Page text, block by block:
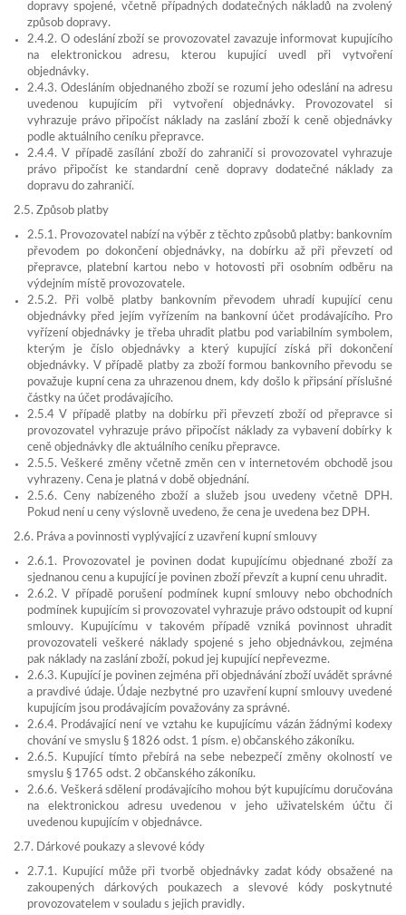
dopravy spojené, včetně případných dodatečných nákladů na zvolený
způsob dopravy.
2.4.2. O odeslání zboží se provozovatel zavazuje informovat kupujícího
na elektronickou adresu, kterou kupující uvedl při vytvoření
objednávky.
2.4.3. Odesláním objednaného zboží se rozumí jeho odeslání na adresu
uvedenou kupujícím při vytvoření objednávky. Provozovatel si
vyhrazuje právo připočíst náklady na zaslání zboží k ceně objednávky
podle aktuálního ceníku přepravce.
2.4.4. V případě zasílání zboží do zahraničí si provozovatel vyhrazuje
právo připočíst ke standardní ceně dopravy dodatečné náklady za
dopravu do zahraničí.
2.5. Způsob platby
2.5.1. Provozovatel nabízí na výběr z těchto způsobů platby: bankovním
převodem po dokončení objednávky, na dobírku až při převzetí od
přepravce, platební kartou nebo v hotovosti při osobním odběru na
výdejním místě provozovatele.
2.5.2. Při volbě platby bankovním převodem uhradí kupující cenu
objednávky před jejím vyřízením na bankovní účet prodávajícího. Pro
vyřízení objednávky je třeba uhradit platbu pod variabilním symbolem,
kterým je číslo objednávky a který kupující získá při dokončení
objednávky. V případě platby za zboží formou bankovního převodu se
považuje kupní cena za uhrazenou dnem, kdy došlo k připsání příslušné
částky na účet prodávajícího.
2.5.4 V případě platby na dobírku při převzetí zboží od přepravce si
provozovatel vyhrazuje právo připočíst náklady za vybavení dobírky k
ceně objednávky dle aktuálního ceníku přepravce.
2.5.5. Veškeré změny včetně změn cen v internetovém obchodě jsou
vyhrazeny. Cena je platná v době objednání.
2.5.6. Ceny nabízeného zboží a služeb jsou uvedeny včetně DPH.
Pokud není u ceny výslovně uvedeno, že cena je uvedena bez DPH.
2.6. Práva a povinnosti vyplývající z uzavření kupní smlouvy
2.6.1. Provozovatel je povinen dodat kupujícímu objednané zboží za
sjednanou cenu a kupující je povinen zboží převzít a kupní cenu uhradit.
2.6.2. V případě porušení podmínek kupní smlouvy nebo obchodních
podmínek kupujícím si provozovatel vyhrazuje právo odstoupit od kupní
smlouvy. Kupujícímu v takovém případě vzniká povinnost uhradit
provozovateli veškeré náklady spojené s jeho objednávkou, zejména
pak náklady na zaslání zboží, pokud jej kupující nepřevezme.
2.6.3. Kupující je povinen zejména při objednávání zboží uvádět správné
a pravdivé údaje. Údaje nezbytné pro uzavření kupní smlouvy uvedené
kupujícím jsou prodávajícím považovány za správné.
2.6.4. Prodávající není ve vztahu ke kupujícímu vázán žádnými kodexy
chování ve smyslu § 1826 odst. 1 písm. e) občanského zákoníku.
2.6.5. Kupující tímto přebírá na sebe nebezpečí změny okolností ve
smyslu § 1765 odst. 2 občanského zákoníku.
2.6.6. Veškerá sdělení prodávajícího mohou být kupujícímu doručována
na elektronickou adresu uvedenou v jeho uživatelském účtu či
uvedenou kupujícím v objednávce.
2.7. Dárkové poukazy a slevové kódy
2.7.1. Kupující může při tvorbě objednávky zadat kódy obsažené na
zakoupených dárkových poukazech a slevové kódy poskytnuté
provozovatelem v souladu s jejich pravidly.